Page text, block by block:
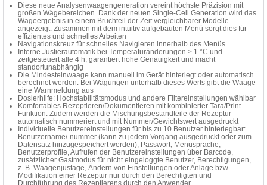
Diese neue Analysenwaagengeneration vereint höchste Präzision mit
großen Wägebereichen. Dank der neuen Single-Cell Generation wird das
Wägeergebnis in einem Bruchteil der Zeit vergleichbarer Modelle
angezeigt. Zusammen mit dem intuitiv aufgebauten Menü sorgt dies für
effizientes und schnelles Arbeiten
Navigationskreuz für schnelles Navigieren innerhalb des Menüs
Interne Justierautomatik bei Temperaturänderungen ≥ 1 °C und
zeitgesteuert alle 4 h, garantiert hohe Genauigkeit und macht
standortunabhängig
Die Mindesteinwaage kann manuell im Gerät hinterlegt oder automatisch
berechnet werden. Bei Wägungen unterhalb dieses Werts gibt die Waage
eine Warnmeldung aus
Dosierhilfe: Hochstabilitätsmodus und andere Filtereinstellungen wählbar
Komfortables Rezeptieren/Dokumentieren mit kombinierter Tara/Print-
Funktion. Zudem werden die Mischungsbestandteile der Rezeptur
automatisch nummeriert und mit Nummer/Gewichtswert ausgedruckt
Individuelle Benutzereinstellungen für bis zu 10 Benutzer hinterlegbar:
Benutzername/-nummer (kann zu jedem Vorgang ausgedruckt oder zum
Datensatz hinzugespeichert werden), Passwort, Menüsprache,
Benutzerprofile, Aufrufen der Benutzereinstellungen über Barcode,
zusätzlicher Gastmodus für nicht eingeloggte Benutzer, Berechtigungen,
z. B. Waagenjustage, Ändern von Einstellungen oder Anlage bzw.
Modifikation einer Rezeptur nur durch den Berechtigten und
Durchführung des Rezeptierens durch den Anwender